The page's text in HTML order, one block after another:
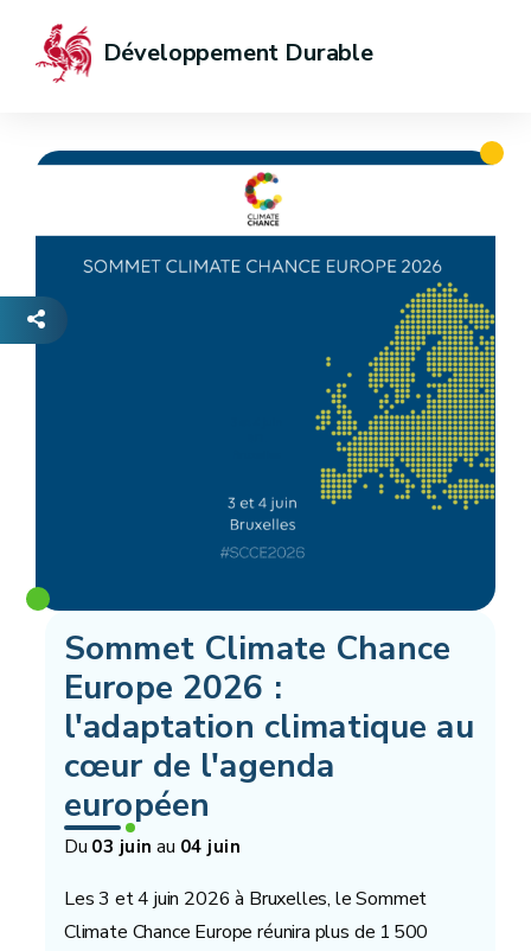
Développement Durable
Sommet Climate Chance
Europe 2026 :
l'adaptation climatique au
cœur de l'agenda
européen
Du 03 juin au 04 juin
Les 3 et 4 juin 2026 à Bruxelles, le Sommet
Climate Chance Europe réunira plus de 1 500